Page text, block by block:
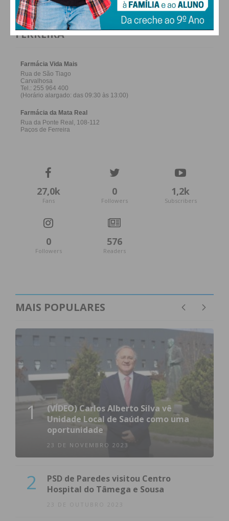
FARMACIAS DE SERVIÇO EM PAÇOS DE
FERREIRA
27,0k
Fans
0
Followers
1,2k
Subscribers
0
Followers
576
Readers
MAIS POPULARES
1
(VÍDEO) Carlos Alberto Silva vê
Unidade Local de Saúde como uma
oportunidade
23 DE NOVEMBRO 2023
2
PSD de Paredes visitou Centro
Hospital do Tâmega e Sousa
23 DE OUTUBRO 2023